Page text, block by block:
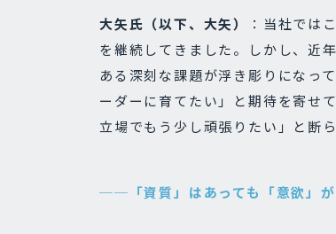
大矢氏（以下、大矢）
：当社では
を継続してきました。しかし、近
ある深刻な課題が浮き彫りになっ
ーダーに育てたい」と期待を寄せ
立場でもう少し頑張りたい」と断
──「資質」はあっても「意欲」が